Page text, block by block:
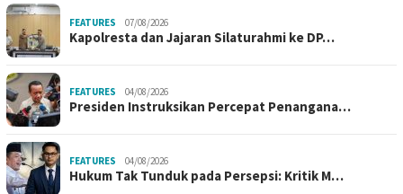
FEATURES 07/08/2026
Kapolresta dan Jajaran Silaturahmi ke DP…
FEATURES 04/08/2026
Presiden Instruksikan Percepat Penangana…
FEATURES 04/08/2026
Hukum Tak Tunduk pada Persepsi: Kritik M…